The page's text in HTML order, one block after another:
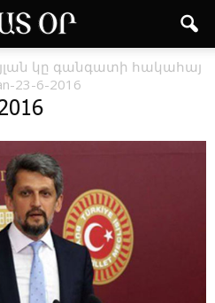
կը գան­գա­տի հա­կա­հայ
23-6-2016